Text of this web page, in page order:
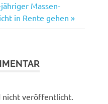
Massen-
in Rente gehen
nicht veröffentlicht.